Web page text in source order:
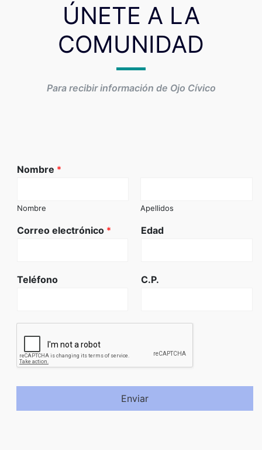
ÚNETE A LA
COMUNIDAD
Para recibir información de Ojo Cívico
Nombre *
Nombre Apellidos
Correo electrónico * Edad
Teléfono C.P.
Enviar